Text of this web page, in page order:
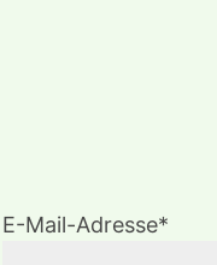
E-Mail-Adresse*